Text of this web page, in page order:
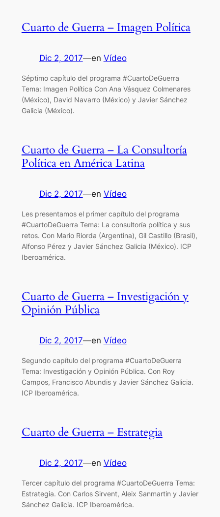
Cuarto de Guerra – Imagen Política
Dic 2, 2017—en Vídeo
Séptimo capítulo del programa #CuartoDeGuerra
Tema: Imagen Política Con Ana Vásquez Colmenares
(México), David Navarro (México) y Javier Sánchez
Galicia (México).
Cuarto de Guerra – La Consultoría
Política en América Latina
Dic 2, 2017—en Vídeo
Les presentamos el primer capítulo del programa
‪#CuartoDeGuerra Tema: La consultoría política y sus
retos. Con Mario Riorda (Argentina), Gil Castillo (Brasil),
Alfonso Pérez y Javier Sánchez Galicia (México). ICP
Iberoamérica.
Cuarto de Guerra – Investigación y
Opinión Pública
Dic 2, 2017—en Vídeo
Segundo capítulo del programa #CuartoDeGuerra
Tema: Investigación y Opinión Pública. Con Roy
Campos, Francisco Abundis y Javier Sánchez Galicia.
ICP Iberoamérica.
Cuarto de Guerra – Estrategia
Dic 2, 2017—en Vídeo
Tercer capítulo del programa #CuartoDeGuerra Tema:
Estrategia. Con Carlos Sirvent, Aleix Sanmartin y Javier
Sánchez Galicia. ICP Iberoamérica.